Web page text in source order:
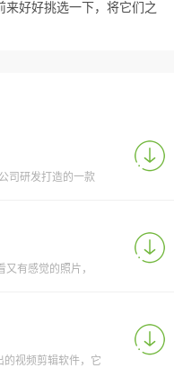
来好好挑选一下，将它们之
司研发打造的一款
有感觉的照片，
视频剪辑软件，它